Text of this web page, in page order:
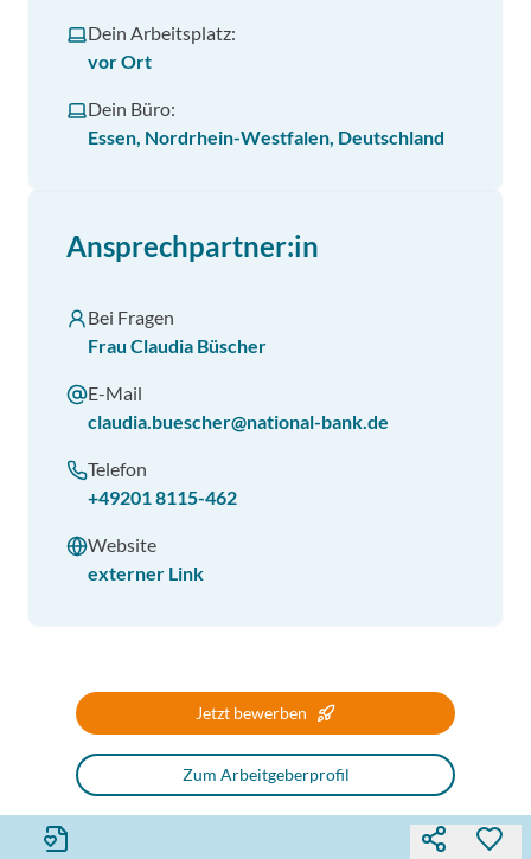
Dein Arbeitsplatz:
vor Ort
Dein Büro:
Essen, Nordrhein-Westfalen, Deutschland
Ansprechpartner:in
Bei Fragen
Frau Claudia Büscher
E-Mail
claudia.buescher@national-bank.de
Telefon
+49201 8115-462
Website
externer Link
Jetzt bewerben
Zum Arbeitgeberprofil